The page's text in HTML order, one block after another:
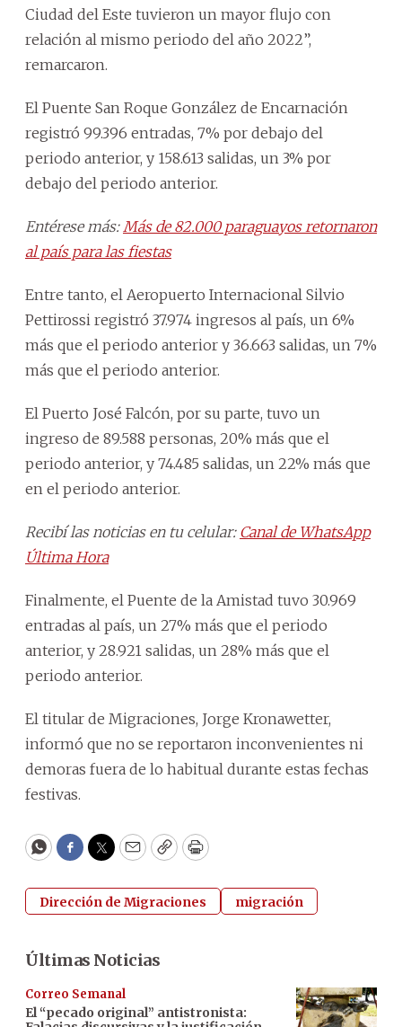
Ciudad del Este tuvieron un mayor flujo con
relación al mismo periodo del año 2022”,
remarcaron.
El Puente San Roque González de Encarnación
registró 99.396 entradas, 7% por debajo del
periodo anterior, y 158.613 salidas, un 3% por
debajo del periodo anterior.
Entérese más: Más de 82.000 paraguayos retornaron
al país para las fiestas
Entre tanto, el Aeropuerto Internacional Silvio
Pettirossi registró 37.974 ingresos al país, un 6%
más que el periodo anterior y 36.663 salidas, un 7%
más que el periodo anterior.
El Puerto José Falcón, por su parte, tuvo un
ingreso de 89.588 personas, 20% más que el
periodo anterior, y 74.485 salidas, un 22% más que
en el periodo anterior.
Recibí las noticias en tu celular: Canal de WhatsApp
Última Hora
Finalmente, el Puente de la Amistad tuvo 30.969
entradas al país, un 27% más que el periodo
anterior, y 28.921 salidas, un 28% más que el
periodo anterior.
El titular de Migraciones, Jorge Kronawetter,
informó que no se reportaron inconvenientes ni
demoras fuera de lo habitual durante estas fechas
festivas.
WhatsApp
Facebook
Twitter
EmailCopyPrint
Dirección de Migraciones migración
Últimas Noticias
Correo Semanal
El “pecado original” antistronista: